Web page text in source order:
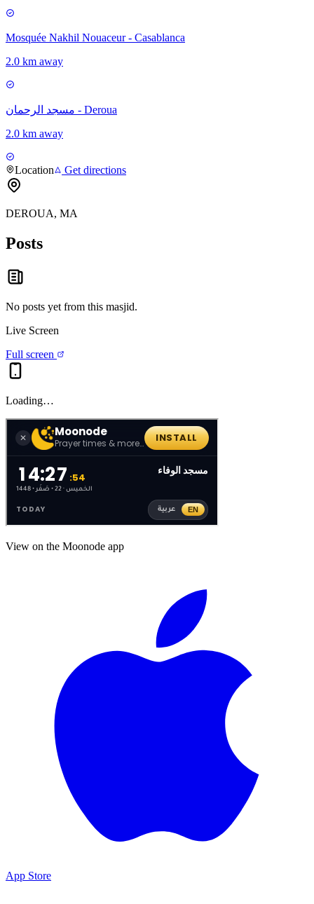
Mosquée Nakhil Nouaceur - Casablanca
2.0 km away
مسجد الرحمان - Deroua
2.0 km away
Location Get directions
DEROUA, MA
Posts
No posts yet from this masjid.
Live Screen
Full screen
Loading…
View on the Moonode app
App Store